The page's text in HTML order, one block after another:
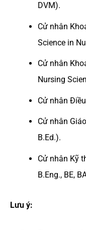
DVM).
Cử nhân
Science in
Cử nhân
Nursing
Cử nhân
Cử nhân
B.Ed.).
Cử nhân Kỹ
B.Eng., BE,
Lưu ý: